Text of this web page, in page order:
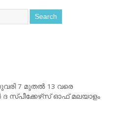
7 മുതല്‍ 13 വരെ
ദ സ്പീക്കേഴ്‌സ് ഓഫ് മലയാളം